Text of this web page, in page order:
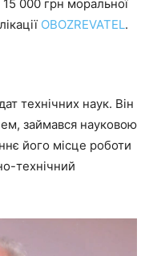
15 000 грн моральної
OBOZREVATEL.
технічних наук. Він
займався науковою
його місце роботи
технічний